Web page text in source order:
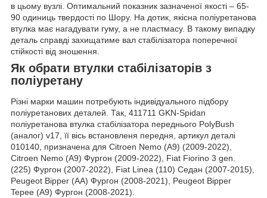
в цьому вузлі. Оптимальний показник зазначеної якості – 65-
90 одиниць твердості по Шору. На дотик, якісна поліуретанова
втулка має нагадувати гуму, а не пластмасу. В такому випадку
деталь справді захищатиме вал стабілізатора поперечної
стійкості від зношення.
Як обрати втулки стабілізаторів з
поліуретану
Різні марки машин потребують індивідуального підбору
поліуретанових деталей. Так, 411711 GKN-Spidan
поліуретанова втулка стабілізатора переднього PolyBush
(аналог) v17, її вісь встановленя передня, артикул деталі
010140, призначена для Citroen Nemo (A9) (2009-2022),
Citroen Nemo (A9) Фургон (2009-2022), Fiat Fiorino 3 gen.
(225) Фургон (2007-2022), Fiat Linea (110) Седан (2007-2015),
Peugeot Bipper (AA) Фургон (2008-2021), Peugeot Bipper
Tepee (A9) Фургон (2008-2021).